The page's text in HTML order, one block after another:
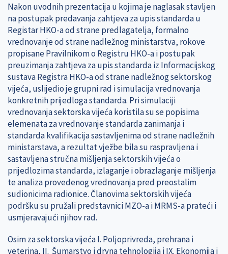
Nakon uvodnih prezentacija u kojima je naglasak stavljen
na postupak predavanja zahtjeva za upis standarda u
Registar HKO-a od strane predlagatelja, formalno
vrednovanje od strane nadležnog ministarstva, rokove
propisane Pravilnikom o Registru HKO-a i postupak
preuzimanja zahtjeva za upis standarda iz Informacijskog
sustava Registra HKO-a od strane nadležnog sektorskog
vijeća, uslijedio je grupni rad i simulacija vrednovanja
konkretnih prijedloga standarda. Pri simulaciji
vrednovanja sektorska vijeća koristila su se popisima
elemenata za vrednovanje standarda zanimanja i
standarda kvalifikacija sastavljenima od strane nadležnih
ministarstava, a rezultat vježbe bila su raspravljena i
sastavljena stručna mišljenja sektorskih vijeća o
prijedlozima standarda, izlaganje i obrazlaganje mišljenja
te analiza provedenog vrednovanja pred preostalim
sudionicima radionice. Članovima sektorskih vijeća
podršku su pružali predstavnici MZO-a i MRMS-a prateći i
usmjeravajući njihov rad.
Osim za sektorska vijeća I. Poljoprivreda, prehrana i
veterina, II. Šumarstvo i drvna tehnologija i IX. Ekonomija i